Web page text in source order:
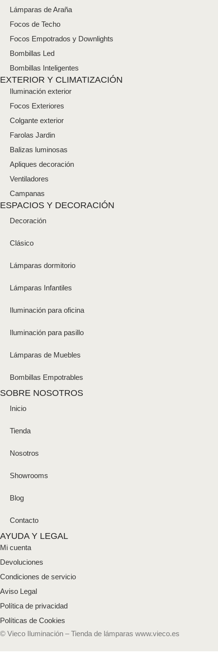
o
Lámparas de Araña
Focos de Techo
Focos Empotrados y Downlights
Bombillas Led
Bombillas Inteligentes
EXTERIOR Y CLIMATIZACIÓN
Iluminación exterior
Focos Exteriores
Colgante exterior
Farolas Jardin
Balizas luminosas
Apliques decoración
Ventiladores
Campanas
ESPACIOS Y DECORACIÓN
Decoración
Clásico
Lámparas dormitorio
Lámparas Infantiles
Iluminación para oficina
Iluminación para pasillo
Lámparas de Muebles
Bombillas Empotrables
SOBRE NOSOTROS
Inicio
Tienda
Nosotros
Showrooms
Blog
Contacto
AYUDA Y LEGAL
Mi cuenta
Devoluciones
Condiciones de servicio
Aviso Legal
Política de privacidad
Políticas de Cookies
© Vieco Iluminación – Tienda de lámparas www.vieco.es